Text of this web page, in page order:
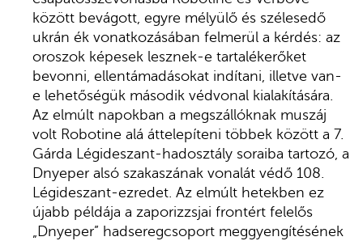
között bevágott, egyre mélyülő és szélesedő
ukrán ék vonatkozásában felmerül a kérdés: az
oroszok képesek lesznek-e tartalékerőket
bevonni, ellentámadásokat indítani, illetve van-
e lehetőségük második védvonal kialakítására.
Az elmúlt napokban a megszállóknak muszáj
volt Robotine alá áttelepíteni többek között a 7.
Gárda Légideszant-hadosztály soraiba tartozó, a
Dnyeper alsó szakaszának vonalát védő 108.
Légideszant-ezredet. Az elmúlt hetekben ez
újabb példája a zaporizzsjai frontért felelős
„Dnyeper” hadseregcsoport meggyengítésének